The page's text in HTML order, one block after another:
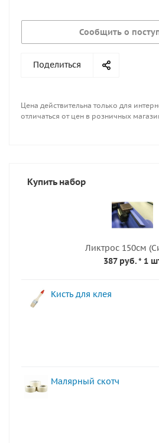
Сообщить о
Поделиться
Цена действительна только для
отличаться от цен в розничных
Купить набор
Ликтрос 150см
387 руб.* 1
Кисть для клея
Малярный скотч